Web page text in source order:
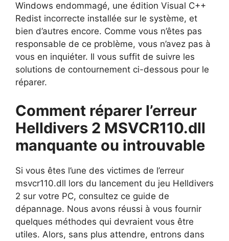
Windows endommagé, une édition Visual C++
Redist incorrecte installée sur le système, et
bien d’autres encore. Comme vous n’êtes pas
responsable de ce problème, vous n’avez pas à
vous en inquiéter. Il vous suffit de suivre les
solutions de contournement ci-dessous pour le
réparer.
Comment réparer l’erreur
Helldivers 2 MSVCR110.dll
manquante ou introuvable
Si vous êtes l’une des victimes de l’erreur
msvcr110.dll lors du lancement du jeu Helldivers
2 sur votre PC, consultez ce guide de
dépannage. Nous avons réussi à vous fournir
quelques méthodes qui devraient vous être
utiles. Alors, sans plus attendre, entrons dans